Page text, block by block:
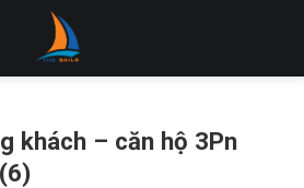
khách – căn hộ 3Pn